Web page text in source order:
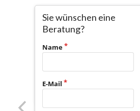
Sie wünschen eine
Beratung?
Name
E-Mail